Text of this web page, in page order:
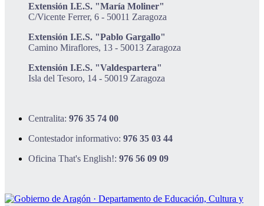
Extensión I.E.S. "María Moliner"
C/Vicente Ferrer, 6 - 50011 Zaragoza
Extensión I.E.S. "Pablo Gargallo"
Camino Miraflores, 13 - 50013 Zaragoza
Extensión I.E.S. "Valdespartera"
Isla del Tesoro, 14 - 50019 Zaragoza
Centralita: 976 35 74 00
Contestador informativo: 976 35 03 44
Oficina That's English!: 976 56 09 09